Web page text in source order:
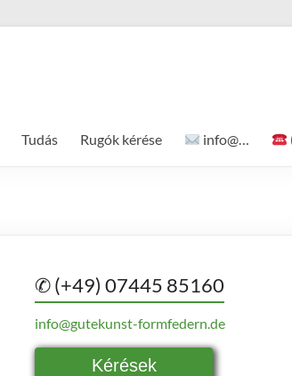
Tudás Rugók kérése info@…
✆ (+49) 07445 85160
info@gutekunst-formfedern.de
Kérések